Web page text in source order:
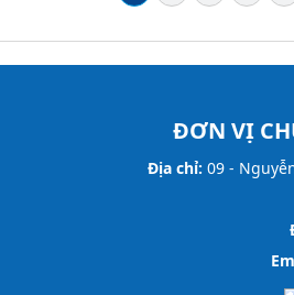
ĐƠN VỊ
Địa chỉ: 09 -